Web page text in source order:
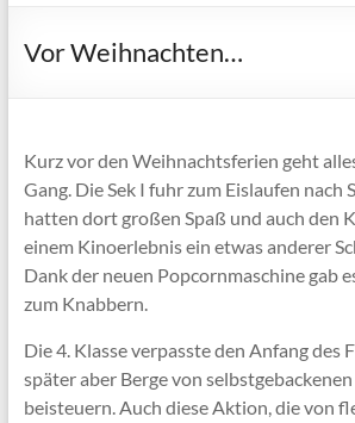
Vor Weihnachten…
Kurz vor den Weihnachtsferien geht
Gang. Die Sek I fuhr zum Eislaufen nach
hatten dort großen Spaß und auch den
einem Kinoerlebnis ein etwas anderer
Dank der neuen Popcornmaschine gab
zum Knabbern.
Die 4. Klasse verpasste den Anfang des
später aber Berge von
beisteuern. Auch diese Aktion, die von